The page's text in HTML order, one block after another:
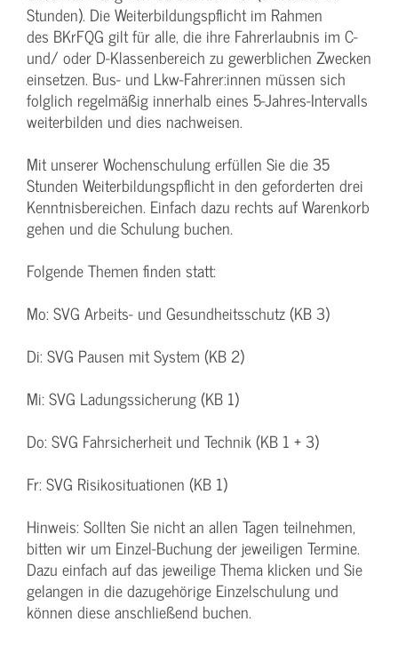
Stunden). Die Weiterbildungspflicht im Rahmen
des BKrFQG gilt für alle, die ihre Fahrerlaubnis im C-
und/ oder D-Klassenbereich zu gewerblichen Zwecken
einsetzen. Bus- und Lkw-Fahrer:innen müssen sich
folglich regelmäßig innerhalb eines 5-Jahres-Intervalls
weiterbilden und dies nachweisen.
Mit unserer Wochenschulung erfüllen Sie die 35
Stunden Weiterbildungspflicht in den geforderten drei
Kenntnisbereichen. Einfach dazu rechts auf Warenkorb
gehen und die Schulung buchen.
Folgende Themen finden statt:
Mo: SVG Arbeits- und Gesundheitsschutz (KB 3)
Di: SVG Pausen mit System (KB 2)
Mi: SVG Ladungssicherung (KB 1)
Do: SVG Fahrsicherheit und Technik (KB 1 + 3)
Fr: SVG Risikosituationen (KB 1)
Hinweis: Sollten Sie nicht an allen Tagen teilnehmen,
bitten wir um Einzel-Buchung der jeweiligen Termine.
Dazu einfach auf das jeweilige Thema klicken und Sie
gelangen in die dazugehörige Einzelschulung und
können diese anschließend buchen.